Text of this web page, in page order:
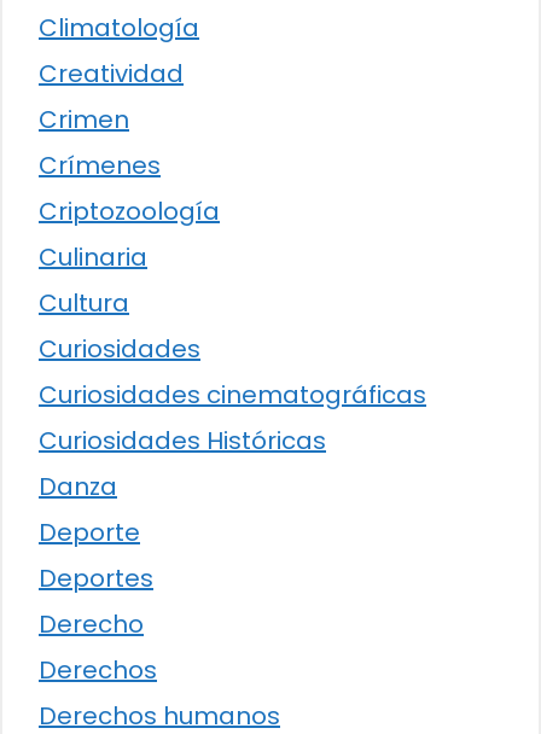
Climatología
Creatividad
Crimen
Crímenes
Criptozoología
Culinaria
Cultura
Curiosidades
Curiosidades cinematográficas
Curiosidades Históricas
Danza
Deporte
Deportes
Derecho
Derechos
Derechos humanos